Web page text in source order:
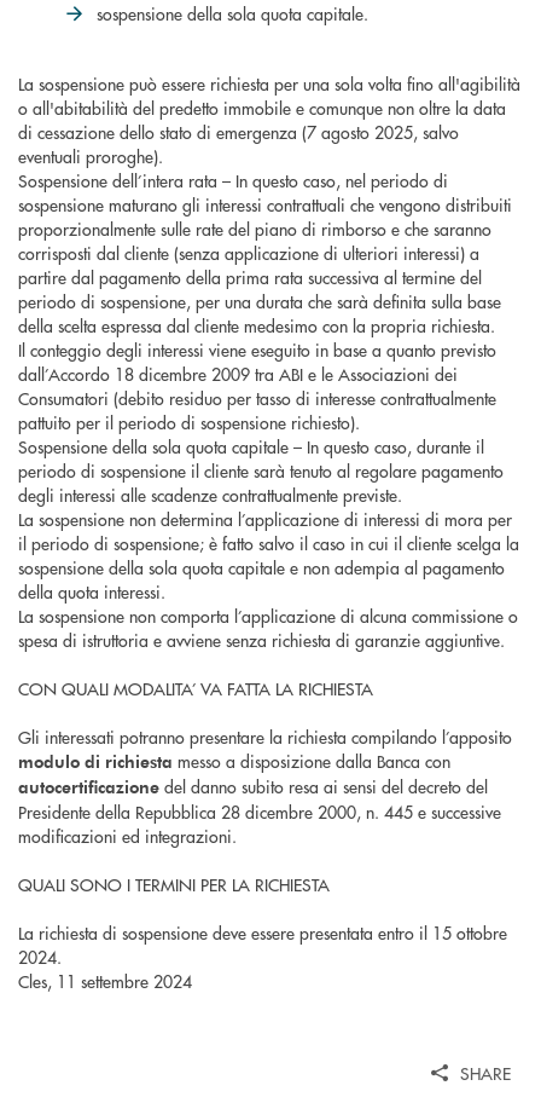
sospensione della sola quota capitale.
La sospensione può essere richiesta per una sola volta fino all'agibilità
o all'abitabilità del predetto immobile e comunque non oltre la data
di cessazione dello stato di emergenza (7 agosto 2025, salvo
eventuali proroghe).
Sospensione dell’intera rata – In questo caso, nel periodo di
sospensione maturano gli interessi contrattuali che vengono distribuiti
proporzionalmente sulle rate del piano di rimborso e che saranno
corrisposti dal cliente (senza applicazione di ulteriori interessi) a
partire dal pagamento della prima rata successiva al termine del
periodo di sospensione, per una durata che sarà definita sulla base
della scelta espressa dal cliente medesimo con la propria richiesta.
Il conteggio degli interessi viene eseguito in base a quanto previsto
dall’Accordo 18 dicembre 2009 tra ABI e le Associazioni dei
Consumatori (debito residuo per tasso di interesse contrattualmente
pattuito per il periodo di sospensione richiesto).
Sospensione della sola quota capitale – In questo caso, durante il
periodo di sospensione il cliente sarà tenuto al regolare pagamento
degli interessi alle scadenze contrattualmente previste.
La sospensione non determina l’applicazione di interessi di mora per
il periodo di sospensione; è fatto salvo il caso in cui il cliente scelga la
sospensione della sola quota capitale e non adempia al pagamento
della quota interessi.
La sospensione non comporta l’applicazione di alcuna commissione o
spesa di istruttoria e avviene senza richiesta di garanzie aggiuntive.
CON QUALI MODALITA’ VA FATTA LA RICHIESTA
Gli interessati potranno presentare la richiesta compilando l’apposito
modulo di richiesta messo a disposizione dalla Banca con
autocertificazione del danno subito resa ai sensi del decreto del
Presidente della Repubblica 28 dicembre 2000, n. 445 e successive
modificazioni ed integrazioni.
QUALI SONO I TERMINI PER LA RICHIESTA
La richiesta di sospensione deve essere presentata entro il 15 ottobre
2024.
Cles, 11 settembre 2024
SHARE